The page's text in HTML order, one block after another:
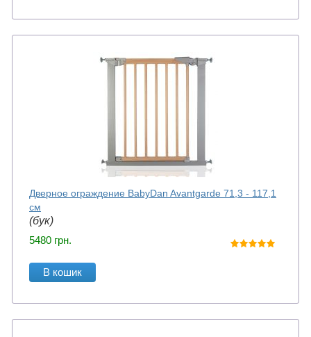
Дверное ограждение BabyDan Avantgarde 71,3 - 117,1
см
(бук)
5480 грн.
В кошик